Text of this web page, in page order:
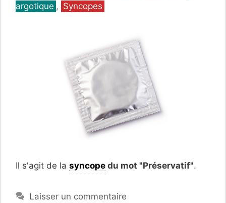
argotique , Syncopes
Il s'agit de la syncope du mot "Préservatif".
Laisser un commentaire